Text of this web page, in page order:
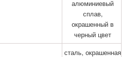
алюминиевый
сплав,
окрашенный в
черный цвет
сталь, окрашенная